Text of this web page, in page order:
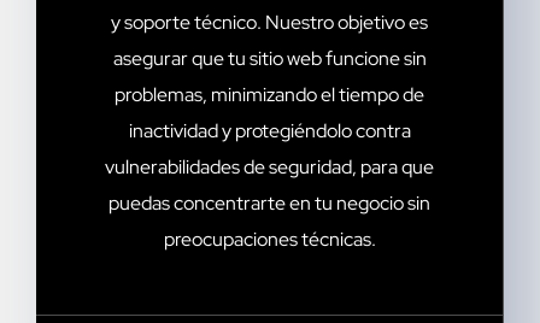
y soporte técnico. Nuestro objetivo es
asegurar que tu sitio web funcione sin
problemas, minimizando el tiempo de
inactividad y protegiéndolo contra
vulnerabilidades de seguridad, para que
puedas concentrarte en tu negocio sin
preocupaciones técnicas.